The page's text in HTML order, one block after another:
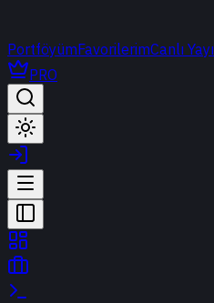
PortföyümFavorilerimCanlı
PRO